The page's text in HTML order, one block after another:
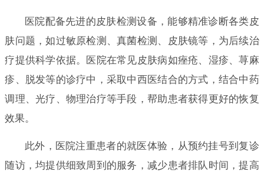
医院配备先进的皮肤检测设备，能够精准诊断各类皮
肤问题，如过敏原检测、真菌检测、皮肤镜等，为后续治
疗提供科学依据。医院在常见皮肤病如痤疮、湿疹、荨麻
疹、脱发等的诊疗中，采取中西医结合的方式，结合中药
调理、光疗、物理治疗等手段，帮助患者获得更好的恢复
效果。
此外，医院注重患者的就医体验，从预约挂号到复诊
随访，均提供细致周到的服务，减少患者排队时间，提高